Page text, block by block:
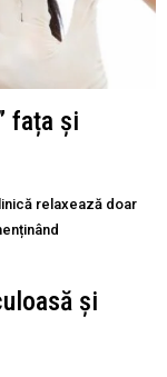
fața și
relaxează doar
și